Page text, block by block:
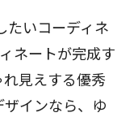
たいコーディネ
ネートが完成す
見えする優秀
インなら、ゆ